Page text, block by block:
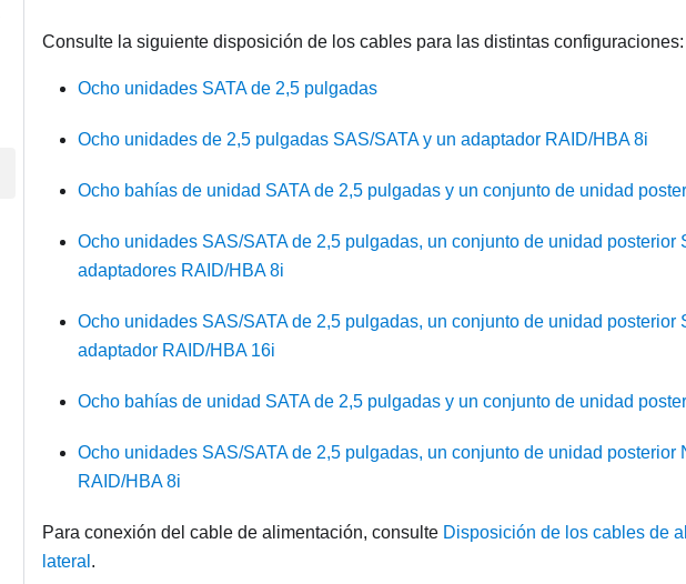
Consulte la siguiente disposición de los cables para las distintas configuraciones:
Ocho unidades SATA de 2,5 pulgadas
Ocho unidades de 2,5 pulgadas SAS/SATA y un adaptador RAID/HBA 8i
Ocho bahías de unidad SATA de 2,5 pulgadas y un conjunto de unidad
Ocho unidades SAS/SATA de 2,5 pulgadas, un conjunto de unidad posterior
adaptadores RAID/HBA 8i
Ocho unidades SAS/SATA de 2,5 pulgadas, un conjunto de unidad posterior
adaptador RAID/HBA 16i
Ocho bahías de unidad SATA de 2,5 pulgadas y un conjunto de unidad
Ocho unidades SAS/SATA de 2,5 pulgadas, un conjunto de unidad posterior
RAID/HBA 8i
Para conexión del cable de alimentación, consulte Disposición de los cables de
lateral .